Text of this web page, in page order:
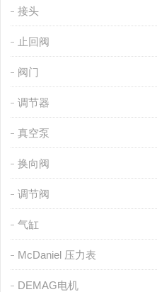
接头
止回阀
阀门
调节器
真空泵
换向阀
调节阀
气缸
McDaniel 压力表
DEMAG电机